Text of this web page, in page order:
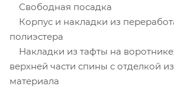
Свободная посадка
Корпус и накладки из
полиэстера
Накладки из тафты на
верхней части спины с отделкой
материала